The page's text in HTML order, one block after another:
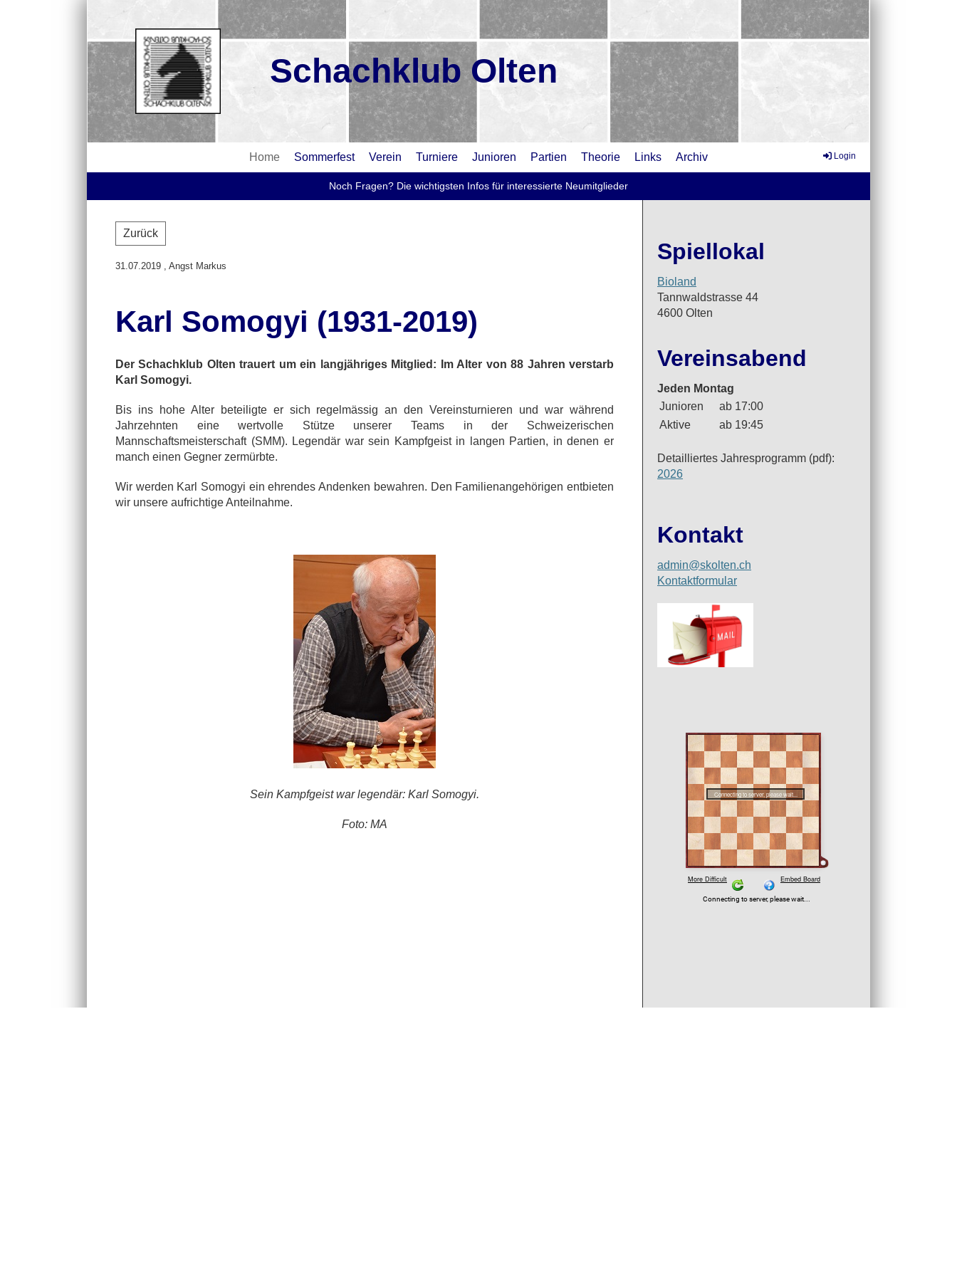
Schachklub Olten
Home Sommerfest Verein Turniere Junioren Partien Theorie Links Archiv Login
Noch Fragen? Die wichtigsten Infos für interessierte Neumitglieder
Zurück
31.07.2019, Angst Markus
Karl Somogyi (1931-2019)
Der Schachklub Olten trauert um ein langjähriges Mitglied: Im Alter von 88 Jahren verstarb
Karl Somogyi.
Bis ins hohe Alter beteiligte er sich regelmässig an den Vereinsturnieren und war während
Jahrzehnten eine wertvolle Stütze unserer Teams in der Schweizerischen
Mannschaftsmeisterschaft (SMM). Legendär war sein Kampfgeist in langen Partien, in denen er
manch einen Gegner zermürbte.
Wir werden Karl Somogyi ein ehrendes Andenken bewahren. Den Familienangehörigen entbieten
wir unsere aufrichtige Anteilnahme.
Sein Kampfgeist war legendär: Karl Somogyi.
Foto: MA
Spiellokal
Bioland
Tannwaldstrasse 44
4600 Olten
Vereinsabend
Jeden Montag
Junioren
ab 17:00
Aktive
ab 19:45
Detailliertes Jahresprogramm (pdf):
2026
Kontakt
admin@skolten.ch
Kontaktformular